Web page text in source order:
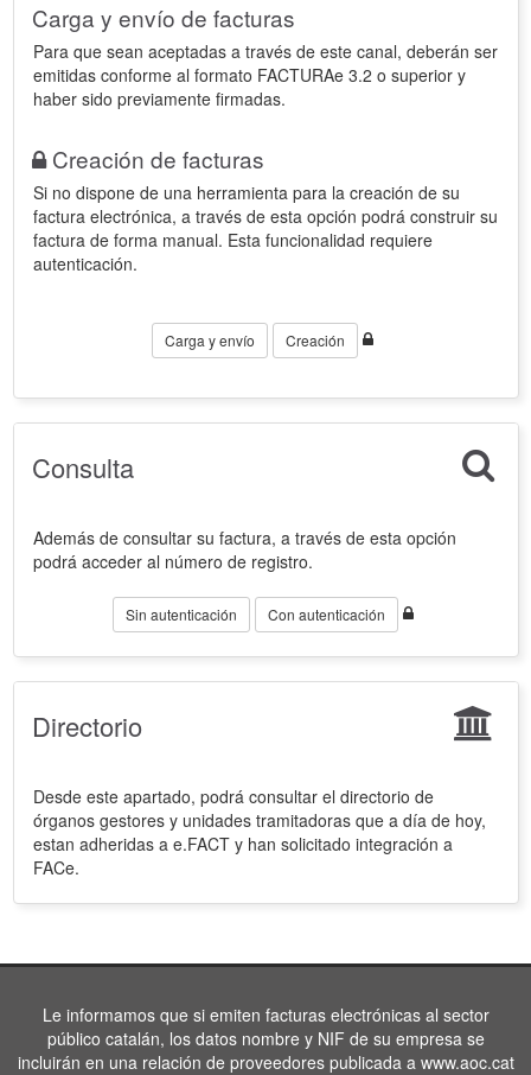
Carga y envío de facturas
Para que sean aceptadas a través de este canal, deberán ser
emitidas conforme al formato FACTURAe 3.2 o superior y
haber sido previamente firmadas.
Creación de facturas
Si no dispone de una herramienta para la creación de su
factura electrónica, a través de esta opción podrá construir su
factura de forma manual. Esta funcionalidad requiere
autenticación.
Carga y envío Creación
Consulta
Además de consultar su factura, a través de esta opción
podrá acceder al número de registro.
Sin autenticación Con autenticación
Directorio
Desde este apartado, podrá consultar el directorio de
órganos gestores y unidades tramitadoras que a día de hoy,
estan adheridas a e.FACT y han solicitado integración a
FACe.
Le informamos que si emiten facturas electrónicas al sector
público catalán, los datos nombre y NIF de su empresa se
incluirán en una relación de proveedores publicada a www.aoc.cat